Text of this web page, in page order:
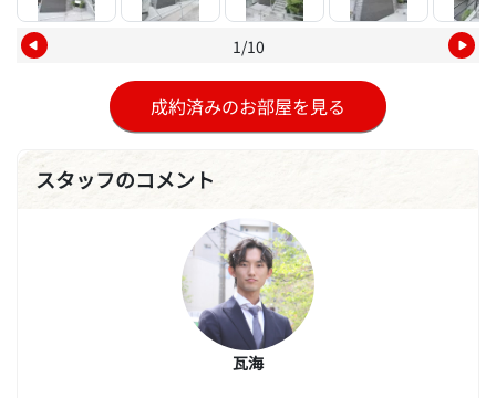
1/10
成約済みのお部屋を見る
スタッフのコメント
瓦海